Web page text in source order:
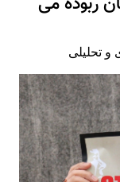
تحلیلی